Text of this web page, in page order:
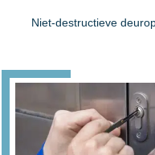
Niet-destructieve